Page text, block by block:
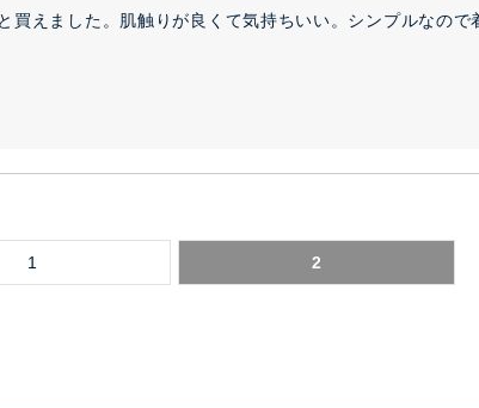
買えました。肌触りが良くて気持ちいい。シンプルなので
1 2